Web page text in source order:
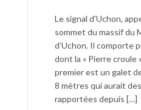
Le signal d’Uchon,
sommet du massif du
d’Uchon. Il comporte
dont la « Pierre croule
premier est un galet
8 mètres qui aurait
rapportées depuis […]